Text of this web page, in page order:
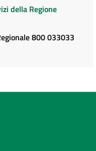
della Regione
800 033033